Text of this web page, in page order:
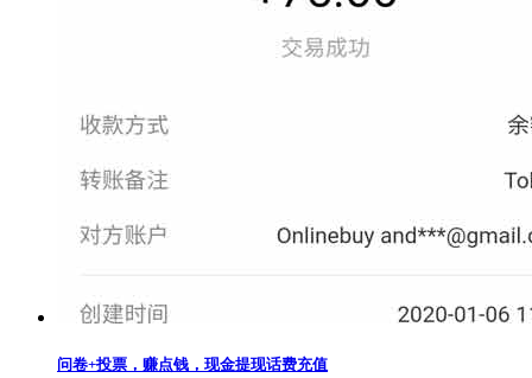
问卷+投票，赚点钱，现金提现话费充值